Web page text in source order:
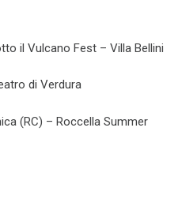
il Vulcano Fest – Villa Bellini
di Verdura
(RC) – Roccella Summer